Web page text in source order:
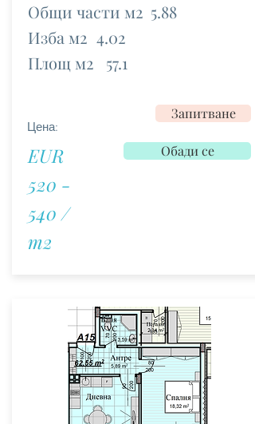
Общи части м2
Изба м2
Площ м2
5.88
4.02
57.1
Цена:
EUR
520 -
540 /
m2
Запитване
Обади се